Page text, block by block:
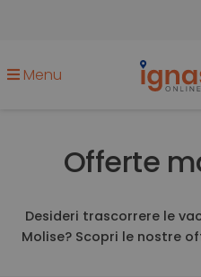
Menu
Offerte
Desideri trascorrere le
Molise? Scopri le nostre